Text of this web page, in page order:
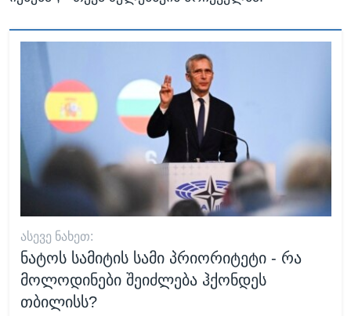
ᲐᲡᲔᲕᲔ ᲜᲐᲮᲔᲗ:
ნატოს სამიტის სამი პრიორიტეტი - რა
მოლოდინები შეიძლება ჰქონდეს
თბილისს?